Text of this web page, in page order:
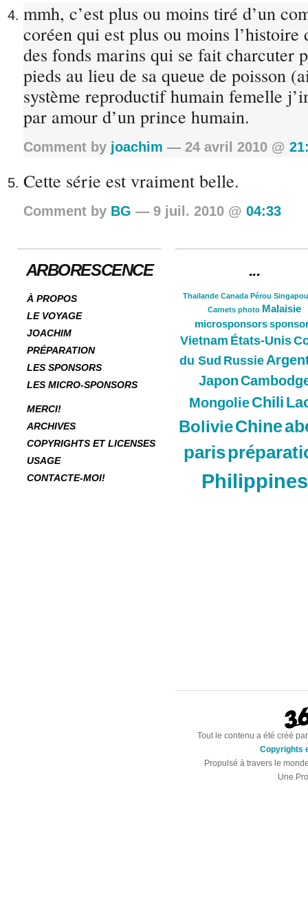
mmh, c’est plus ou moins tiré d’un
coréen qui est plus ou moins l’histoire
des fonds marins qui se fait charcuter
pieds au lieu de sa queue de poisson
système reproductif humain femelle
par amour d’un prince humain.
Comment by joachim — 24 avril 2010 @
Cette série est vraiment belle.
Comment by BG — 9 juil. 2010 @04:33
ARBORESCENCE
À PROPOS
LE VOYAGE
JOACHIM
PRÉPARATION
LES SPONSORS
LES MICRO-SPONSORS
MERCI!
ARCHIVES
COPYRIGHTS ET LICENSES
USAGE
CONTACTE-MOI!
...
Thailande Canada Pérou
Carnets photo Malaisie
microsponsors
Vietnam États-Unis
du Sud Russie
Japon
Mongolie Chili
BolivieChine
paris
Philippines
Tout le contenu a été créé
Copyrights
Propulsé à travers le
Une